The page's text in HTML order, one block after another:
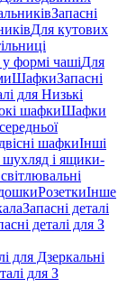
Запасні
Для кутових
формі чашіДля
ШафкиЗапасні
для Низькі
шафкиШафки
шафкиІнші
шухляд і ящики-
РозеткиІнше
Запасні деталі
деталі для З
для Дзеркальні
для З